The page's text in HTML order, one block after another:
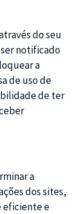
do seu
notificado
a
de uso de
de ter
a
dos sites,
eficiente e